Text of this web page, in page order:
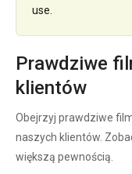
use.
Prawdziwe
klientów
Obejrzyj prawdziwe
naszych klientów.
większą pewnością.